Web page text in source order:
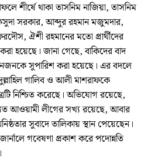
শীর্ষে থাকা তাসনিম নাজিয়া, তাসনিম
সরকার, আব্দুর রহমান মজুমদার,
ঐশী রহমানের মতো প্রার্থীদের
হয়েছে। জানা গেছে, বাকিদের বাদ
সুপারিশ করা হয়েছে। এর বদলে
গালিব ও আলী মাশরাফকে
নিশ্চিত করেছে। অভিযোগ রয়েছে,
আওয়ামী লীগের সখ্য রয়েছে, আবার
সুবাদে তালিকায় স্থান পেয়েছেন।
গবেষণা প্রকাশ করে পদোন্নতি